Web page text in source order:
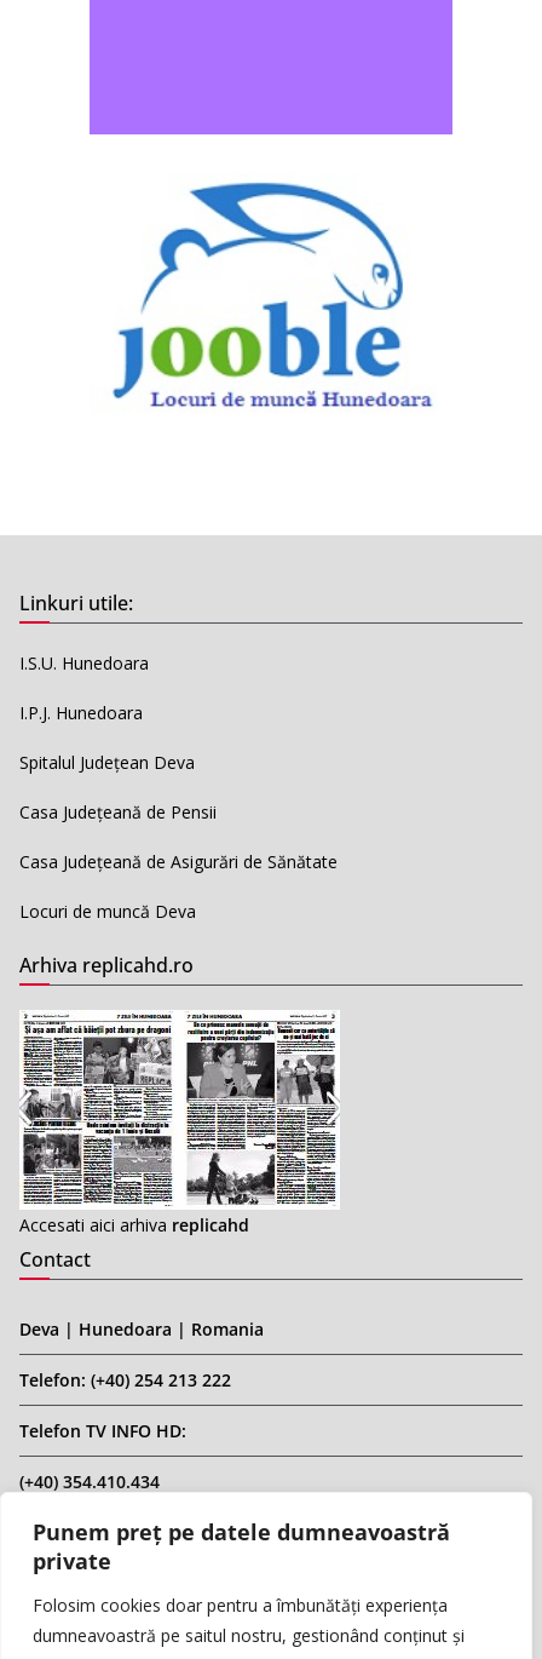
Punem preț pe datele dumneavoastră
private
Folosim cookies doar pentru a îmbunătăți experiența
dumneavoastră pe saitul nostru, gestionând conținut și
Linkuri utile:
I.S.U. Hunedoara
I.P.J. Hunedoara
Spitalul Județean Deva
Casa Județeană de Pensii
Casa Județeană de Asigurări de Sănătate
Locuri de muncă Deva
Arhiva replicahd.ro
Accesati aici arhiva replicahd
Contact
Deva | Hunedoara | Romania
Telefon: (+40) 254 213 222
Telefon TV INFO HD:
(+40) 354.410.434
Email: infohd20@gmail.com
Website: www.replicahd.ro